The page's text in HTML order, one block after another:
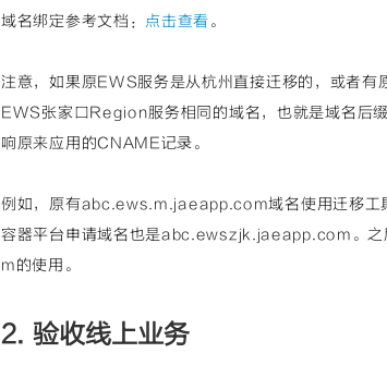
域名绑定参考文档：
点击查看。
注意，如果原EWS服务是从杭州直接迁移的，或者
EWS张家口Region服务相同的域名，也就是域名
响原来应用的CNAME记录。
例如，原有abc.ews.m.jaeapp.com域名使用迁移
容器平台申请域名也是abc.ewszjk.jaeapp.com。
m的使用。
2. 验收线上业务